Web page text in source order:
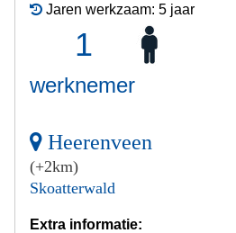
Jaren werkzaam: 5 jaar
1
werknemer
Heerenveen
(+2km)
Skoatterwald
Extra informatie: